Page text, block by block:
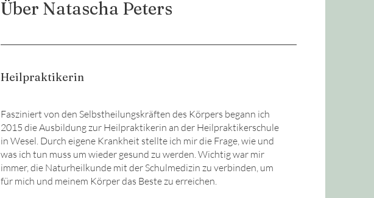
Über Natascha Peters
Heilpraktikerin
Fasziniert von den Selbstheilungskräften des Körpers begann ich
2015 die Ausbildung zur Heilpraktikerin an der Heilpraktikerschule
in Wesel. Durch eigene Krankheit stellte ich mir die Frage, wie und
was ich tun muss um wieder gesund zu werden. Wichtig war mir
immer, die Naturheilkunde mit der Schulmedizin zu verbinden, um
für mich und meinem Körper das Beste zu erreichen.